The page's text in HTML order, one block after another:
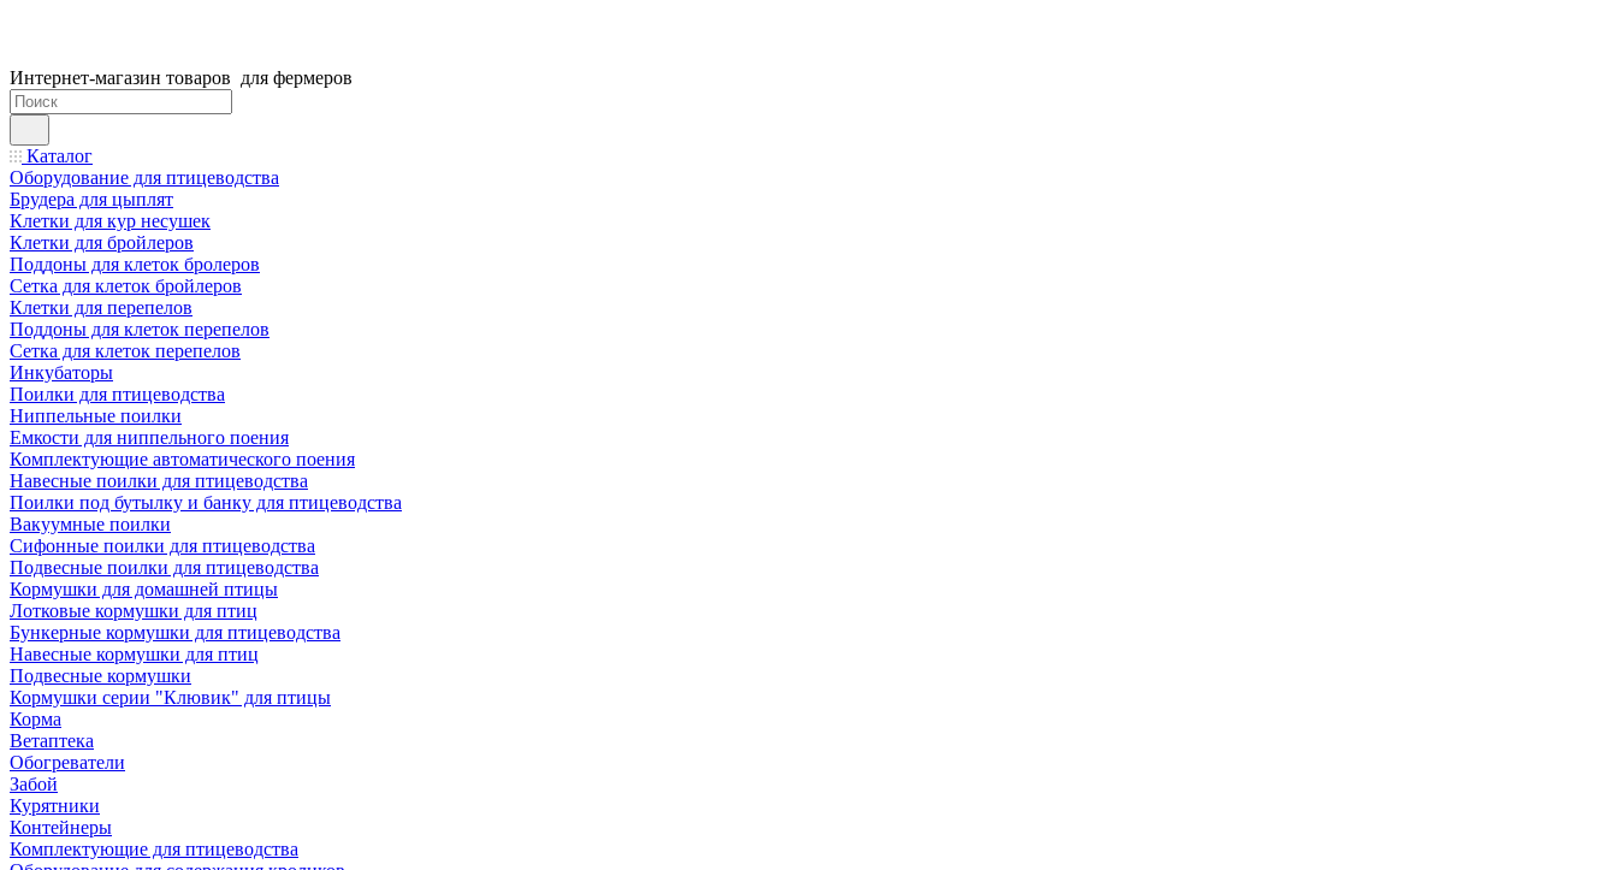
Интернет-магазин товаров для фермеров
Каталог
Оборудование для птицеводства
Брудера для цыплят
Клетки для кур несушек
Клетки для бройлеров
Поддоны для клеток бролеров
Сетка для клеток бройлеров
Клетки для перепелов
Поддоны для клеток перепелов
Сетка для клеток перепелов
Инкубаторы
Поилки для птицеводства
Ниппельные поилки
Емкости для ниппельного поения
Комплектующие автоматического поения
Навесные поилки для птицеводства
Поилки под бутылку и банку для птицеводства
Вакуумные поилки
Сифонные поилки для птицеводства
Подвесные поилки для птицеводства
Кормушки для домашней птицы
Лотковые кормушки для птиц
Бункерные кормушки для птицеводства
Навесные кормушки для птиц
Подвесные кормушки
Кормушки серии "Клювик" для птицы
Корма
Ветаптека
Обогреватели
Забой
Курятники
Контейнеры
Комплектующие для птицеводства